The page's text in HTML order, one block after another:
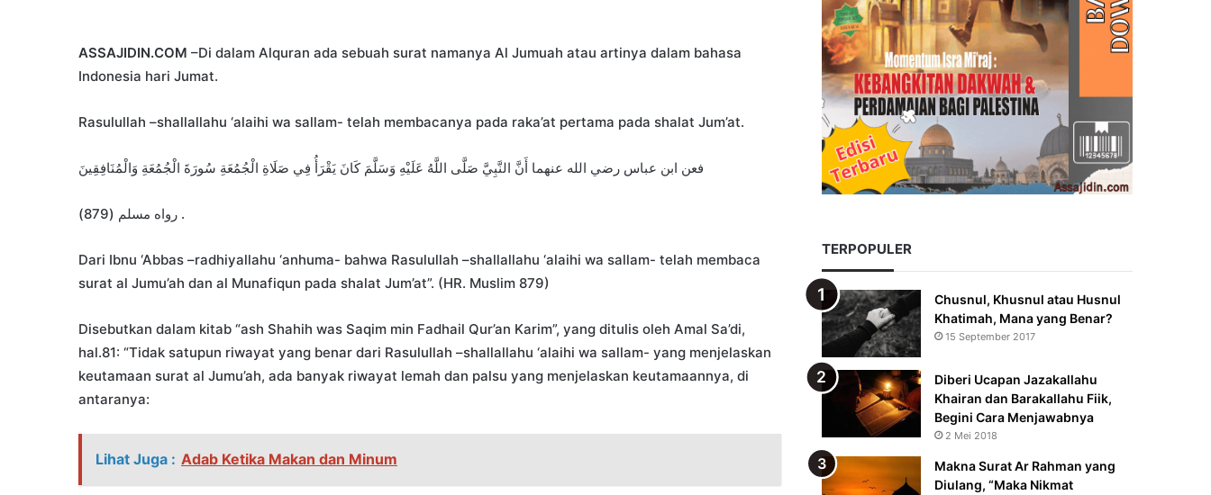
ASSAJIDIN.COM –Di dalam Alquran ada sebuah surat namanya Al Jumuah atau artinya dalam bahasa
Indonesia hari Jumat.
Rasulullah –shallallahu ‘alaihi wa sallam- telah membacanya pada raka’at pertama pada shalat Jum’at.
فعن ابن عباس رضي الله عنهما أَنَّ النَّبِيَّ صَلَّى اللَّهُ عَلَيْهِ وَسَلَّمَ كَانَ يَقْرَأُ فِي صَلَاةِ الْجُمُعَةِ سُورَةَ الْجُمُعَةِ وَالْمُنَافِقِينَ
رواه مسلم (879) .
Dari Ibnu ‘Abbas –radhiyallahu ‘anhuma- bahwa Rasulullah –shallallahu ‘alaihi wa sallam- telah membaca
surat al Jumu’ah dan al Munafiqun pada shalat Jum’at”. (HR. Muslim 879)
Disebutkan dalam kitab “ash Shahih was Saqim min Fadhail Qur’an Karim”, yang ditulis oleh Amal Sa’di,
hal.81: “Tidak satupun riwayat yang benar dari Rasulullah –shallallahu ‘alaihi wa sallam- yang menjelaskan
keutamaan surat al Jumu’ah, ada banyak riwayat lemah dan palsu yang menjelaskan keutamaannya, di
antaranya:
Lihat Juga : Adab Ketika Makan dan Minum
TERPOPULER
Chusnul, Khusnul atau Husnul
Khatimah, Mana yang Benar?
15 September 2017
Diberi Ucapan Jazakallahu
Khairan dan Barakallahu Fiik,
Begini Cara Menjawabnya
2 Mei 2018
Makna Surat Ar Rahman yang
Diulang, “Maka Nikmat